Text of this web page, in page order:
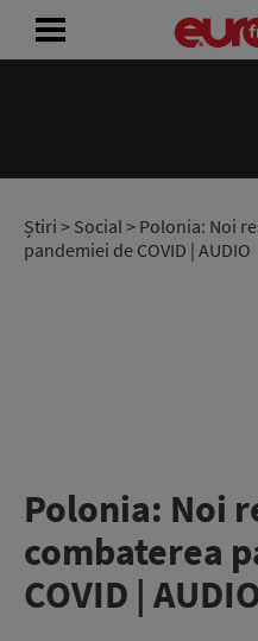
Știri > Social> Polonia: Noi
pandemiei de COVID | AUDIO
Polonia: Noi
combaterea
COVID |
RADIO